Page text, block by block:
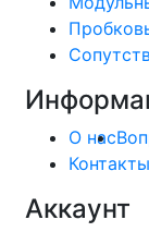
О нас
Контакты
Аккаунт